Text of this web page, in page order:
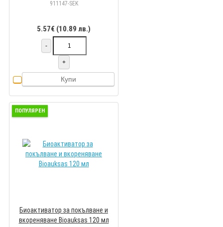
разсад и вегетация Soil extract
911147-SEK
5.57€ (10.89 лв.)
-
+
Купи
ПОПУЛЯРЕН
Биоактиватор за покълване и
вкореняване Bioauksas 120 мл